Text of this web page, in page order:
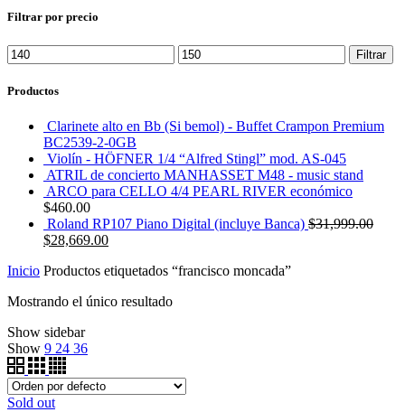
Filtrar por precio
Precio
mínimo
Precio
máximo
Filtrar
Productos
Clarinete alto en Bb (Si bemol) - Buffet Crampon Premium
BC2539-2-0GB
Violín - HÖFNER 1/4 “Alfred Stingl” mod. AS-045
ATRIL de concierto MANHASSET M48 - music stand
ARCO para CELLO 4/4 PEARL RIVER económico
$460.00
Roland RP107 Piano Digital (incluye Banca) $31,999.00
$28,669.00
Inicio Productos etiquetados “francisco moncada”
Mostrando el único resultado
Show sidebar
Show 9 24 36
Sold out